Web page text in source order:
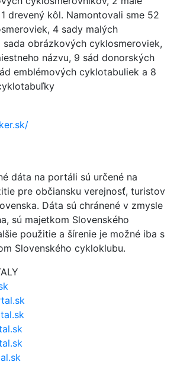
drevený kôl. Namontovali sme 52
4 sady malých
sada obrázkových cyklosmeroviek,
názvu, 9 sád donorských
emblémových cyklotabuliek a 8
dáta na portáli sú určené na
pre občiansku verejnosť, turistov
Dáta sú chránené v zmysle
sú majetkom Slovenského
použitie a šírenie je možné iba s
Slovenského cykloklubu.